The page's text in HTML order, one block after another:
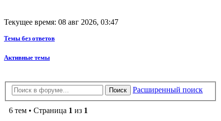
Текущее время: 08 авг 2026, 03:47
Темы без ответов
Активные темы
Поиск Расширенный поиск
6 тем • Страница 1 из 1